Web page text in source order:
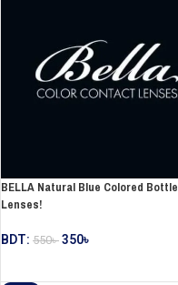
BELLA Natural Blue Colored Bottle
Lenses!
BDT: 550৳ 350৳